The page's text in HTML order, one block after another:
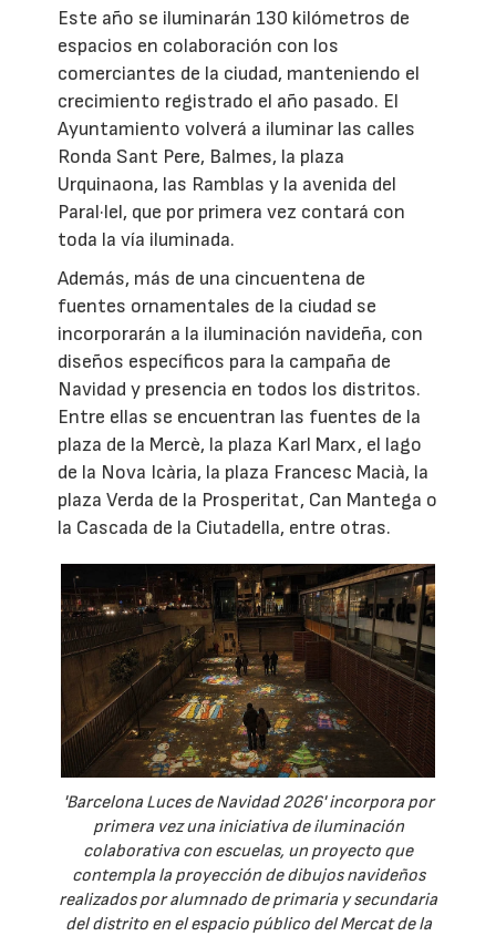
Este año se iluminarán 130 kilómetros de
espacios en colaboración con los
comerciantes de la ciudad, manteniendo el
crecimiento registrado el año pasado. El
Ayuntamiento volverá a iluminar las calles
Ronda Sant Pere, Balmes, la plaza
Urquinaona, las Ramblas y la avenida del
Paral·lel, que por primera vez contará con
toda la vía iluminada.
Además, más de una cincuentena de
fuentes ornamentales de la ciudad se
incorporarán a la iluminación navideña, con
diseños específicos para la campaña de
Navidad y presencia en todos los distritos.
Entre ellas se encuentran las fuentes de la
plaza de la Mercè, la plaza Karl Marx, el lago
de la Nova Icària, la plaza Francesc Macià, la
plaza Verda de la Prosperitat, Can Mantega o
la Cascada de la Ciutadella, entre otras.
'Barcelona Luces de Navidad 2026' incorpora por
primera vez una iniciativa de iluminación
colaborativa con escuelas, un proyecto que
contempla la proyección de dibujos navideños
realizados por alumnado de primaria y secundaria
del distrito en el espacio público del Mercat de la